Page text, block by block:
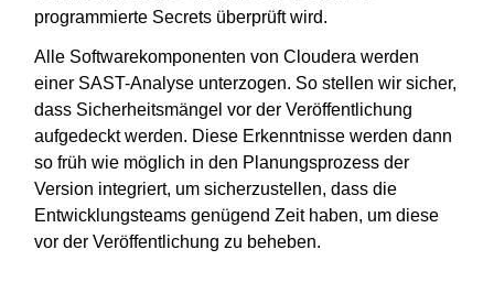
programmierte Secrets überprüft wird.
Alle Softwarekomponenten von Cloudera werden
einer SAST-Analyse unterzogen. So stellen wir sicher,
dass Sicherheitsmängel vor der Veröffentlichung
aufgedeckt werden. Diese Erkenntnisse werden dann
so früh wie möglich in den Planungsprozess der
Version integriert, um sicherzustellen, dass die
Entwicklungsteams genügend Zeit haben, um diese
vor der Veröffentlichung zu beheben.